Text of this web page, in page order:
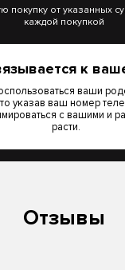
покупку от указанных
каждой покупкой
к
ваши
указав ваш номер
с вашими и
расти.
Отзывы